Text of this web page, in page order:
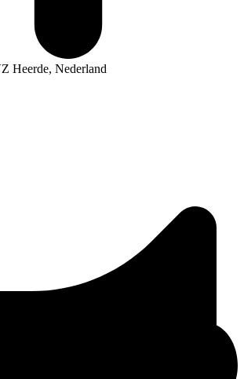
Heerde, Nederland